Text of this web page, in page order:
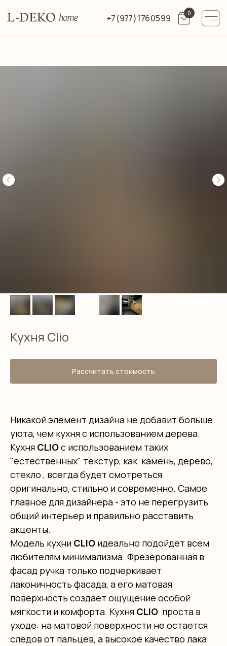
+7 (977) 176 05 99
Кухня Clio
Рассчитать стоимость
Никакой элемент дизайна не добавит больше
уюта, чем кухня с использованием дерева.
Кухня CLIOс использованием таких
"естественных" текстур, как камень, дерево,
стекло , всегда будет смотреться
оригинально, стильно и современно. Самое
главное для дизайнера - это не перегрузить
общий интерьер и правильно расставить
акценты.
Модель кухни CLIO идеально подойдет всем
любителям минимализма. Фрезерованная в
фасад ручка только подчеркивает
лаконичность фасада, а его матовая
поверхность создает ощущение особой
мягкости и комфорта. Кухня CLIO проста в
уходе: на матовой поверхности не остается
следов от пальцев, а высокое качество лака